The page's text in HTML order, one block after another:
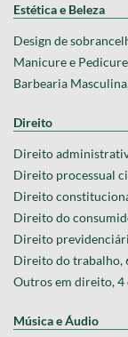
Estética e Beleza
Design de
Manicure e
Barbearia
Direito
Direito
Direito processual
Direito
Direito do
Direito
Direito do trabalho,
Outros em direito, 4
Música e Áudio